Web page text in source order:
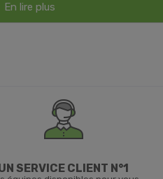
En lire plus
SERVICE CLIENT N°1